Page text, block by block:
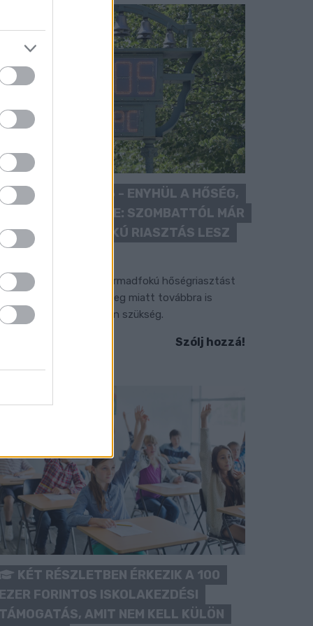
KÁNIKULA 2026 - ENYHÜL A HŐSÉG,
DE MÉG NINCS VÉGE: SZOMBATTÓL MÁR
MÁSODFOKÚ RIASZTÁS LESZ
ÉRVÉNYBEN
július vége óta tartó harmadfokú hőségriasztást
de a tartós meleg miatt továbbra is
óvatosságra van szükség.
Szólj hozzá!
KÉT RÉSZLETBEN ÉRKEZIK A 100
EZER FORINTOS ISKOLAKEZDÉSI
TÁMOGATÁS, AMIT NEM KELL KÜLÖN